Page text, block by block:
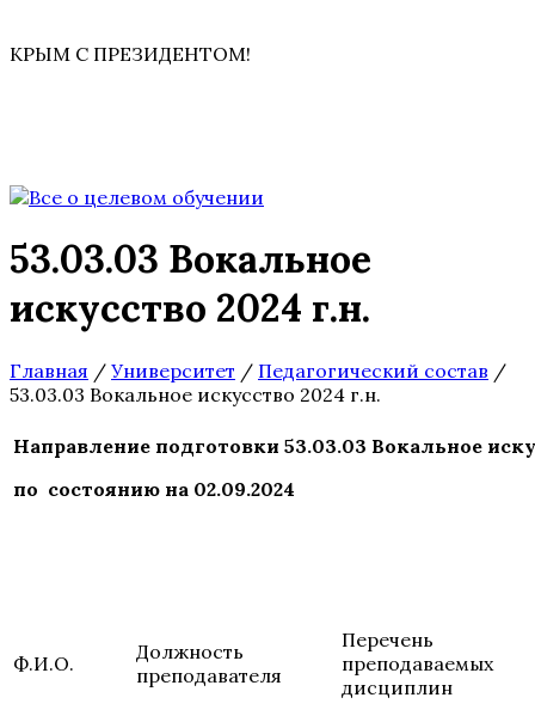
КРЫМ С ПРЕЗИДЕНТОМ!
53.03.03 Вокальное
искусство 2024 г.н.
Главная / Университет / Педагогический состав /
53.03.03 Вокальное искусство 2024 г.н.
Направление подготовки 53.03.03 Вокальное
по состоянию на 02.09.2024
Ф.И.О.
Должность
преподавателя
Перечень
преподаваемых
дисциплин